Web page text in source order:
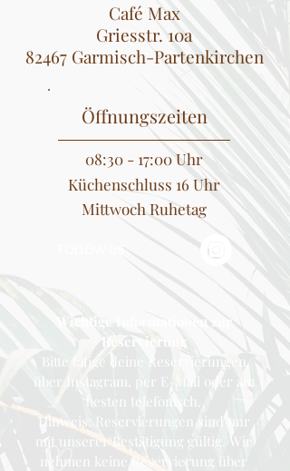
Café Max
Griesstr. 10a
82467 Garmisch-Partenkirchen
Öffnungszeiten
08:30 - 17:00 Uhr
Küchenschluss 16 Uhr
Mittwoch Ruhetag​​
Wichtige Informationen zur
Reservierung
Bitte tätige deine Reservierungen
über Instagram, per E-Mail oder am
besten telefonisch.
Hinweis: Reservierungen sind nur
mit unserer Bestätigung gültig. Wir
nehmen keine Reservierung über